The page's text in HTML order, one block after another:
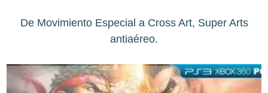
De Movimiento Especial a Cross Art, Super Arts
antiaéreo.